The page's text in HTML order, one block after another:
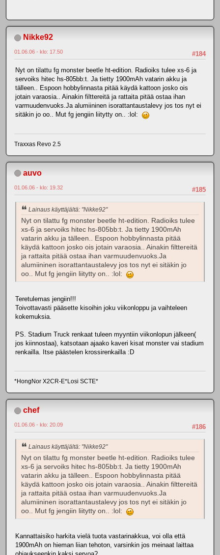
Nikke92
#184
01.06.06 - klo: 17.50
Nyt on tilattu fg monster beetle ht-edition. Radioiks tulee xs-6 ja
servoiks hitec hs-805bb:t. Ja tietty 1900mAh vatarin akku ja
tälleen.. Espoon hobbylinnasta pitää käydä kattoon josko ois
jotain varaosia.. Ainakin filttereitä ja rattaita pitää ostaa ihan
varmuudenvuoks.Ja alumiininen isorattantaustalevy jos tos nyt ei
sitäkin jo oo.. Mut fg jengiin liitytty on.. :lol:
Traxxas Revo 2.5
auvo
#185
01.06.06 - klo: 19.32
Lainaus käyttäjältä: "Nikke92"
Nyt on tilattu fg monster beetle ht-edition. Radioiks tulee
xs-6 ja servoiks hitec hs-805bb:t. Ja tietty 1900mAh
vatarin akku ja tälleen.. Espoon hobbylinnasta pitää
käydä kattoon josko ois jotain varaosia.. Ainakin filttereitä
ja rattaita pitää ostaa ihan varmuudenvuoks.Ja
alumiininen isorattantaustalevy jos tos nyt ei sitäkin jo
oo.. Mut fg jengiin liitytty on.. :lol:
Teretulemas jengiin!!!
Toivottavasti pääsette kisoihin joku viikonloppu ja vaihteleen
kokemuksia.
PS. Stadium Truck renkaat tuleen myyntiin viikonlopun jälkeen(
jos kiinnostaa), katsotaan ajaako kaveri kisat monster vai stadium
renkailla. Itse päästelen krossirenkailla :D
*HongNor X2CR-E*Losi SCTE*
chef
#186
01.06.06 - klo: 20.09
Lainaus käyttäjältä: "Nikke92"
Nyt on tilattu fg monster beetle ht-edition. Radioiks tulee
xs-6 ja servoiks hitec hs-805bb:t. Ja tietty 1900mAh
vatarin akku ja tälleen.. Espoon hobbylinnasta pitää
käydä kattoon josko ois jotain varaosia.. Ainakin filttereitä
ja rattaita pitää ostaa ihan varmuudenvuoks.Ja
alumiininen isorattantaustalevy jos tos nyt ei sitäkin jo
oo.. Mut fg jengiin liitytty on.. :lol:
Kannattaisiko harkita vielä tuota vastarinakkua, voi olla että
1900mAh on hieman liian tehoton, varsinkin jos meinaat laittaa